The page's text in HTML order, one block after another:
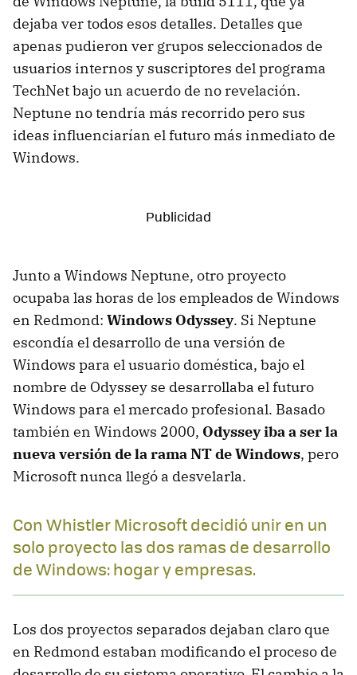
dejaba ver todos esos detalles. Detalles que
apenas pudieron ver grupos seleccionados de
usuarios internos y suscriptores del programa
TechNet bajo un acuerdo de no revelación.
Neptune no tendría más recorrido pero sus
ideas influenciarían el futuro más inmediato de
Windows.
Junto a Windows Neptune, otro proyecto
ocupaba las horas de los empleados de Windows
en Redmond: Windows Odyssey. Si Neptune
escondía el desarrollo de una versión de
Windows para el usuario doméstica, bajo el
nombre de Odyssey se desarrollaba el futuro
Windows para el mercado profesional. Basado
también en Windows 2000, Odyssey iba a ser la
nueva versión de la rama NT de Windows, pero
Microsoft nunca llegó a desvelarla.
Con Whistler Microsoft decidió unir en un
solo proyecto las dos ramas de desarrollo
de Windows: hogar y empresas.
Los dos proyectos separados dejaban claro que
en Redmond estaban modificando el proceso de